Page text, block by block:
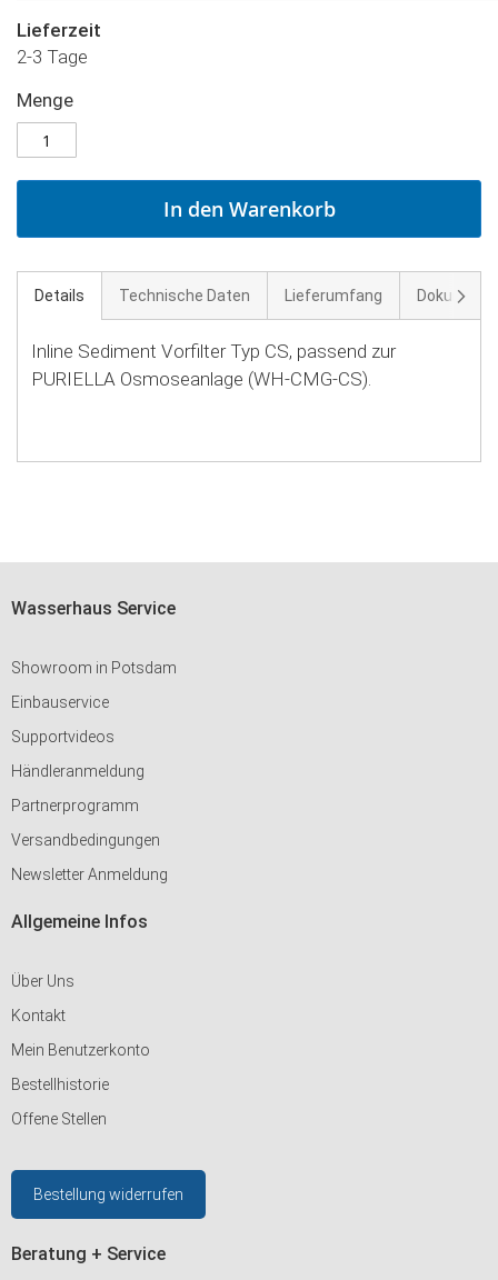
Lieferzeit
2-3 Tage
Menge
In den Warenkorb
Details Technische Daten Lieferumfang
Inline Sediment Vorfilter Typ CS, passend zur
PURIELLA Osmoseanlage (WH-CMG-CS).
Wasserhaus Service
Showroom in Potsdam
Einbauservice
Supportvideos
Händleranmeldung
Partnerprogramm
Versandbedingungen
Newsletter Anmeldung
Allgemeine Infos
Über Uns
Kontakt
Mein Benutzerkonto
Bestellhistorie
Offene Stellen
Bestellung widerrufen
Beratung + Service